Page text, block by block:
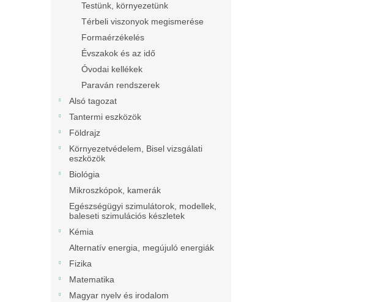
Testünk, környezetünk
Térbeli viszonyok megismerése
Formaérzékelés
Évszakok és az idő
Óvodai kellékek
Paraván rendszerek
Alsó tagozat
Tantermi eszközök
Földrajz
Környezetvédelem, Bisel vizsgálati
eszközök
Biológia
Mikroszkópok, kamerák
Egészségügyi szimulátorok, modellek,
baleseti szimulációs készletek
Kémia
Alternatív energia, megújuló energiák
Fizika
Matematika
Magyar nyelv és irodalom